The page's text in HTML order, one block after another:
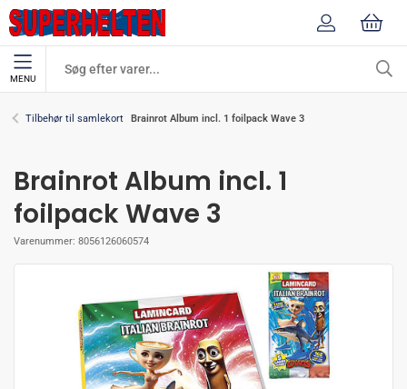
MENU
Tilbehør til samlekort Brainrot Album incl. 1 foilpack Wave 3
Brainrot Album incl. 1
foilpack Wave 3
Varenummer: 8056126060574